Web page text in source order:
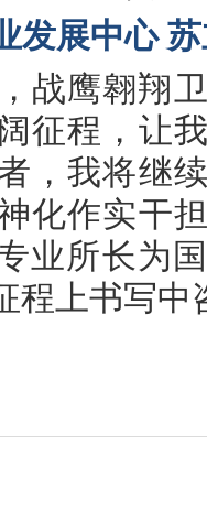
发展中心
战鹰翱翔
征程，让
，我将继
化作实干
业所长为
程上书写中